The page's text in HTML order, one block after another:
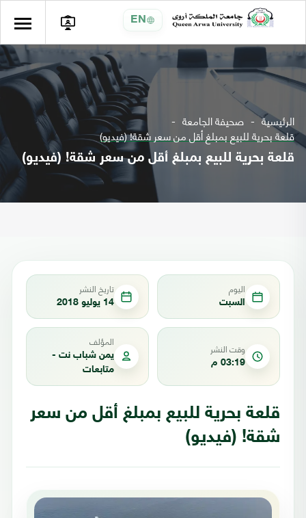
EN
الرئيسية صحيفة الجامعة
قلعة بحرية للبيع بمبلغ أقل من سعر شقة! (فيديو)
قلعة بحرية للبيع بمبلغ أقل من سعر شقة! (فيديو)
اليوم
السبت
تاريخ النشر
14 يوليو 2018
وقت النشر
03:19 م
المؤلف
يمن شباب نت -
متابعات
قلعة بحرية للبيع بمبلغ أقل من سعر
شقة! (فيديو)